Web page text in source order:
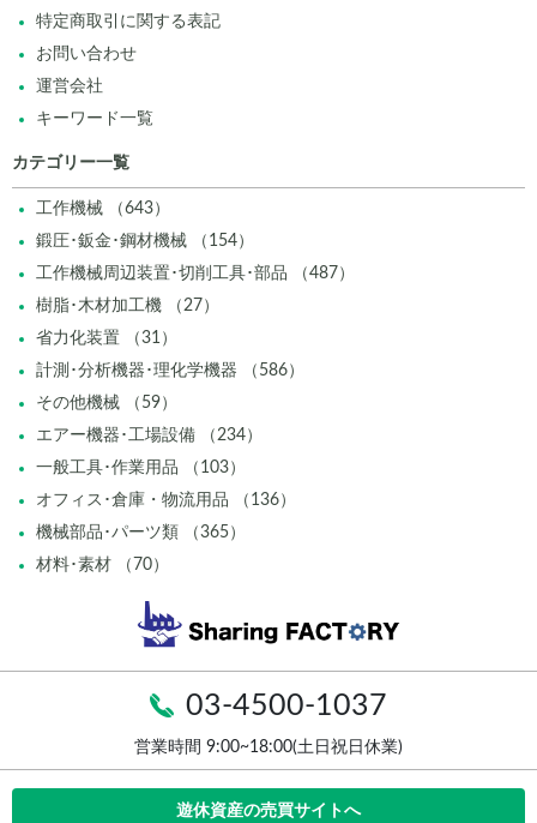
03-4500-1037
営業時間 9:00~18:00(土日祝日休業)
遊休資産の売買サイトへ
特定商取引に関する表記
お問い合わせ
運営会社
キーワード一覧
カテゴリー一覧
工作機械 （643）
鍛圧･鈑金･鋼材機械 （154）
工作機械周辺装置･切削工具･部品 （487）
樹脂･木材加工機 （27）
省力化装置 （31）
計測･分析機器･理化学機器 （586）
その他機械 （59）
エアー機器･工場設備 （234）
一般工具･作業用品 （103）
オフィス･倉庫・物流用品 （136）
機械部品･パーツ類 （365）
材料･素材 （70）